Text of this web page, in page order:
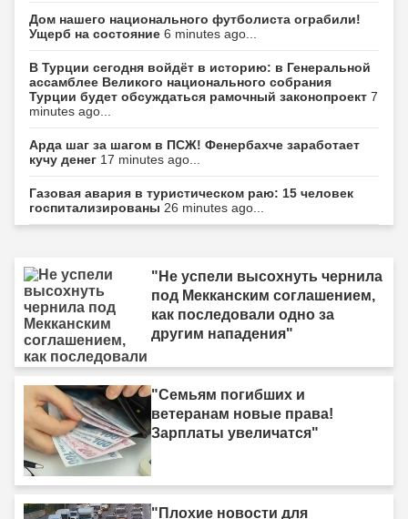
Дом нашего национального футболиста ограбили!
Ущерб на состояние 6 minutes ago...
В Турции сегодня войдёт в историю: в Генеральной
ассамблее Великого национального собрания
Турции будет обсуждаться рамочный законопроект 7
minutes ago...
Арда шаг за шагом в ПСЖ! Фенербахче заработает
кучу денег 17 minutes ago...
Газовая авария в туристическом раю: 15 человек
госпитализированы 26 minutes ago...
"Не успели высохнуть чернила
под Мекканским соглашением,
как последовали одно за
другим нападения"
"Семьям погибших и
ветеранам новые права!
Зарплаты увеличатся"
"Плохие новости для